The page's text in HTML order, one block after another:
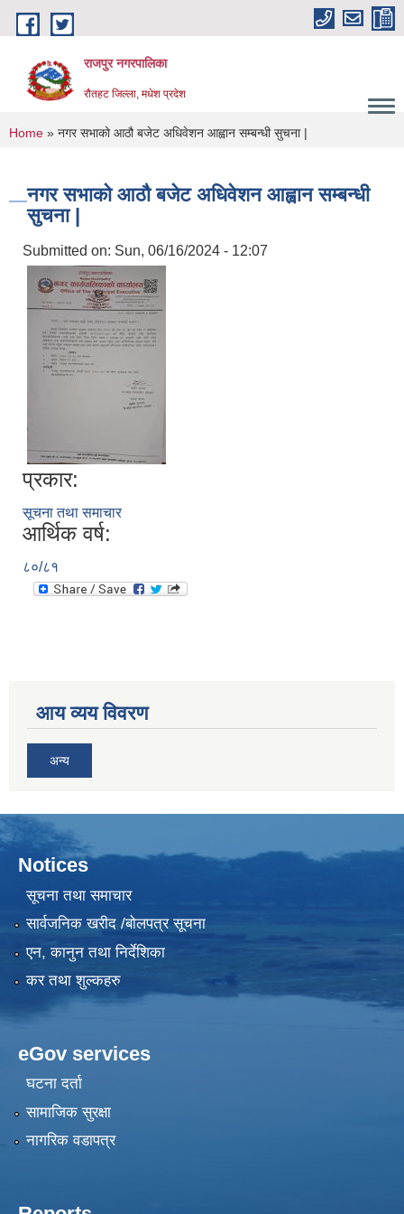
Skip to main content
राजपुर नगरपालिका
रौतहट जिल्ला, मधेश प्रदेश
You are here
Home » नगर सभाको आठौ बजेट अधिवेशन आह्वान सम्बन्धी सुचना |
नगर सभाको आठौ बजेट अधिवेशन आह्वान सम्बन्धी
सुचना |
Submitted on: Sun, 06/16/2024 - 12:07
प्रकार:
सूचना तथा समाचार
आर्थिक वर्ष:
८०/८१
आय व्यय विवरण
अन्य
Notices
सूचना तथा समाचार
सार्वजनिक खरीद /बोलपत्र सूचना
एन, कानुन तथा निर्देशिका
कर तथा शुल्कहरु
eGov services
घटना दर्ता
सामाजिक सुरक्षा
नागरिक वडापत्र